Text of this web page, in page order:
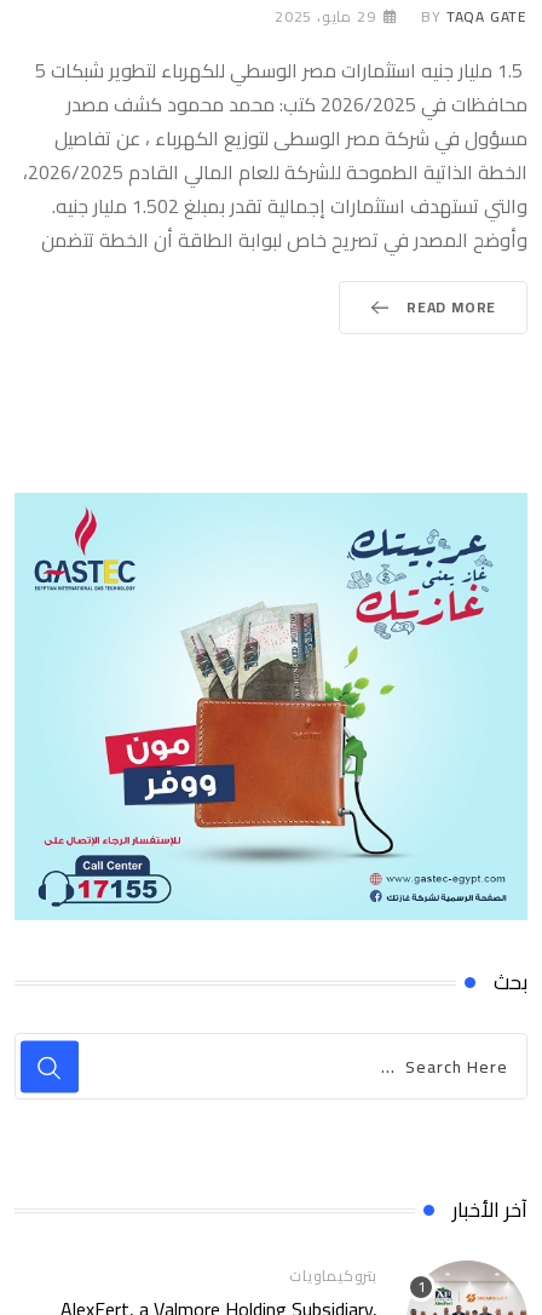
BY TAQA GATE 29 مايو، 2025
1.5 مليار جنيه استثمارات مصر الوسطي للكهرباء لتطوير شبكات 5
محافظات في 2026/2025 كتب: محمد محمود كشف مصدر
مسؤول في شركة مصر الوسطى لتوزيع الكهرباء ، عن تفاصيل
الخطة الذاتية الطموحة للشركة للعام المالي القادم 2026/2025،
والتي تستهدف استثمارات إجمالية تقدر بمبلغ 1.502 مليار جنيه.
وأوضح المصدر في تصريح خاص لبوابة الطاقة أن الخطة تتضمن
READ MORE
بحث
آخر الأخبار
بتروكيماويات